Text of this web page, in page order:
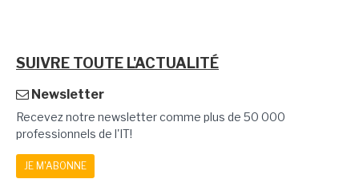
SUIVRE TOUTE L'ACTUALITÉ
Newsletter
Recevez notre newsletter comme plus de 50 000
professionnels de l'IT!
JE M'ABONNE